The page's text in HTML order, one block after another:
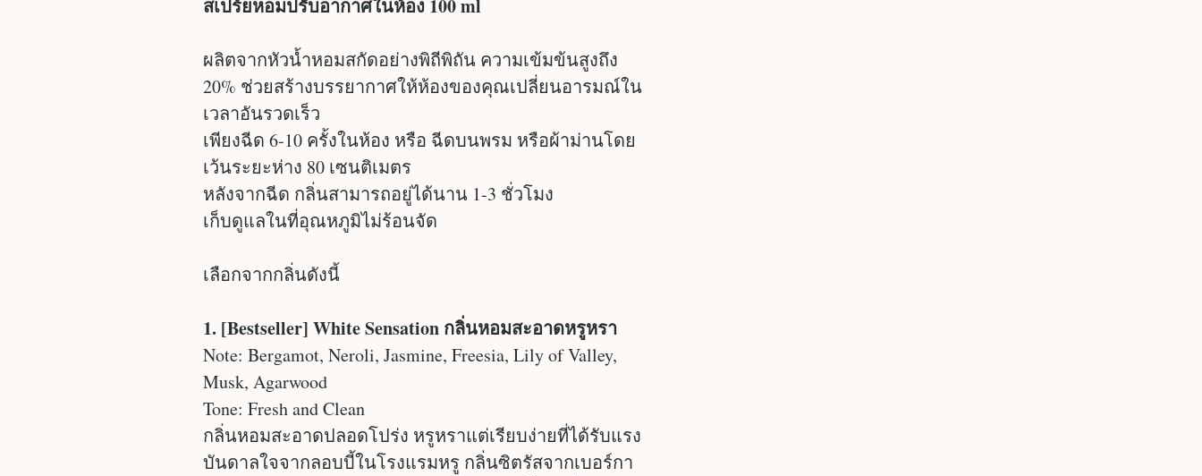
สเปร์ยหอมปรับอากาศในห้อง 100 ml
ผลิตจากหัวน้ำหอมสกัดอย่างพิถีพิถัน ความเข้มข้นสูงถึง
20% ช่วยสร้างบรรยากาศให้ห้องของคุณเปลี่ยนอารมณ์ใน
เวลาอันรวดเร็ว
เพียงฉีด 6-10 ครั้งในห้อง หรือ ฉีดบนพรม หรือผ้าม่านโดย
เว้นระยะห่าง 80 เซนติเมตร
หลังจากฉีด กลิ่นสามารถอยู่ได้นาน 1-3 ชั่วโมง
เก็บดูแลในที่อุณหภูมิไม่ร้อนจัด
เลือกจากกลิ่นดังนี้
1. [Bestseller] White Sensation กลิ่นหอมสะอาดหรูหรา
Note: Bergamot, Neroli, Jasmine, Freesia, Lily of Valley,
Musk, Agarwood
Tone: Fresh and Clean
กลิ่นหอมสะอาดปลอดโปร่ง หรูหราแต่เรียบง่ายที่ได้รับแรง
บันดาลใจจากลอบบี้ในโรงแรมหรู กลิ่นซิตรัสจากเบอร์กา